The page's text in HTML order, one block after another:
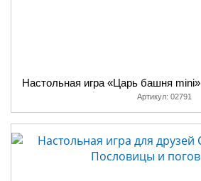
Настольная игра «Царь башня mini»
Артикул: 02791